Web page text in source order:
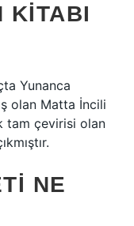
KITABI
Yunanca
olan Matta İncili
tam çevirisi olan
NE